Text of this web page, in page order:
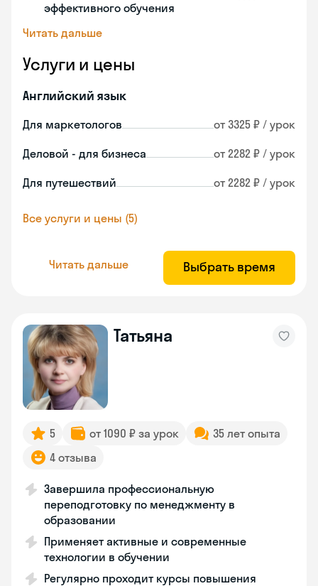
эффективного обучения
Читать дальше
Услуги и цены
Английский язык
Для маркетологов от 3325 ₽ / урок
Деловой - для бизнеса от 2282 ₽ / урок
Для путешествий от 2282 ₽ / урок
Все услуги и цены (5)
Читать дальше Выбрать время
Татьяна
5 от 1090 ₽ за урок
35 лет опыта
4 отзыва
Завершила профессиональную
переподготовку по менеджменту в
образовании
Применяет активные и современные
технологии в обучении
Регулярно проходит курсы повышения